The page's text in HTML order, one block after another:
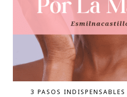
3 PASOS